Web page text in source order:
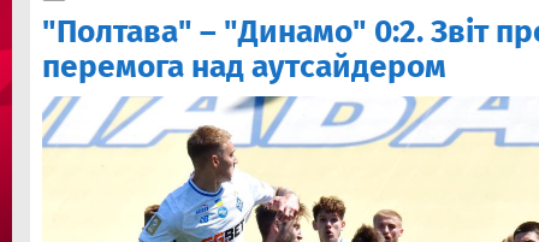
"Полтава" – "Динамо" 0:2. Звіт
перемога над аутсайдером